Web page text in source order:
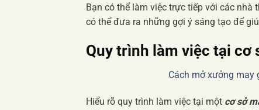
Bạn có thể làm việc trực tiếp với các nhà
có thể đưa ra những gợi ý sáng tạo để
Quy trình làm việc tại cơ
Cách mở xưởng may
Hiểu rõ quy trình làm việc tại một cơ sở